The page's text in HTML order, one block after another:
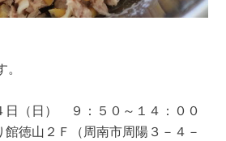
日（日） ９：５０～１４：００
徳山２Ｆ（周南市周陽３－４－